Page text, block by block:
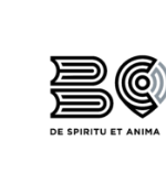
content